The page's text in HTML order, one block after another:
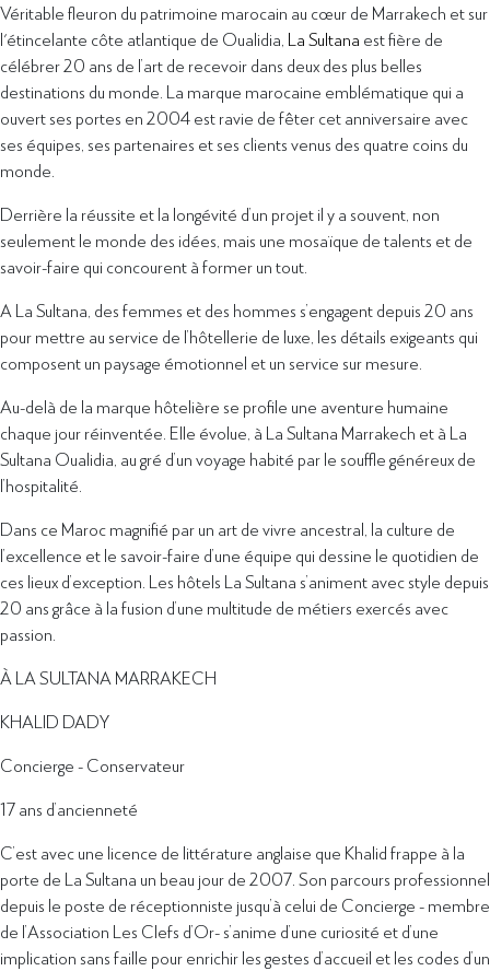
Véritable fleuron du patrimoine marocain au cœur de Marrakech et sur
l'étincelante côte atlantique de Oualidia, La Sultana est fière de
célébrer 20 ans de l’art de recevoir dans deux des plus belles
destinations du monde. La marque marocaine emblématique qui a
ouvert ses portes en 2004 est ravie de fêter cet anniversaire avec
ses équipes, ses partenaires et ses clients venus des quatre coins du
monde.
Derrière la réussite et la longévité d’un projet il y a souvent, non
seulement le monde des idées, mais une mosaïque de talents et de
savoir-faire qui concourent à former un tout.
A La Sultana, des femmes et des hommes s’engagent depuis 20 ans
pour mettre au service de l’hôtellerie de luxe, les détails exigeants qui
composent un paysage émotionnel et un service sur mesure.
Au-delà de la marque hôtelière se profile une aventure humaine
chaque jour réinventée. Elle évolue, à La Sultana Marrakech et à La
Sultana Oualidia, au gré d’un voyage habité par le souffle généreux de
l’hospitalité.
Dans ce Maroc magnifié par un art de vivre ancestral, la culture de
l’excellence et le savoir-faire d’une équipe qui dessine le quotidien de
ces lieux d’exception. Les hôtels La Sultana s’animent avec style depuis
20 ans grâce à la fusion d’une multitude de métiers exercés avec
passion.
À LA SULTANA MARRAKECH
KHALID DADY
Concierge - Conservateur
17 ans d’ancienneté
C’est avec une licence de littérature anglaise que Khalid frappe à la
porte de La Sultana un beau jour de 2007. Son parcours professionnel
depuis le poste de réceptionniste jusqu’à celui de Concierge - membre
de l’Association Les Clefs d’Or- s’anime d’une curiosité et d’une
implication sans faille pour enrichir les gestes d’accueil et les codes d’un